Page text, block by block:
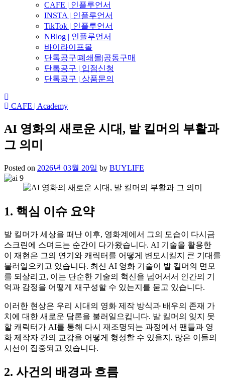
CAFE | 인플루언서
INSTA | 인플루언서
TikTok | 인플루언서
NBlog | 인플루언서
바이라이프몰
단톡공구|폐쇄몰|공동구매
단톡공구 | 입점신청
단톡공구 | 상품문의
CAFE | Academy
AI 영화의 새로운 시대, 발 킬머의 부활과
그 의미
Posted on 2026년 03월 20일 by BUYLIFE
1. 핵심 이슈 요약
발 킬머가 세상을 떠난 이후, 영화계에서 그의 모습이 다시금
스크린에 스며드는 순간이 다가왔습니다. AI 기술을 활용한
이 재현은 그의 연기와 캐릭터를 어떻게 변모시킬지 큰 기대를
불러일으키고 있습니다. 최신 AI 영화 기술이 발 킬머의 면모
를 되살리고, 이는 단순한 기술의 혁신을 넘어서서 인간의 기
억과 감정을 어떻게 재구성할 수 있는지를 묻고 있습니다.
이러한 현상은 우리 시대의 영화 제작 방식과 배우의 존재 가
치에 대한 새로운 담론을 불러일으킵니다. 발 킬머의 잊지 못
할 캐릭터가 AI를 통해 다시 재조명되는 과정에서 팬들과 영
화 제작자 간의 교감을 어떻게 형성할 수 있을지, 많은 이들의
시선이 집중되고 있습니다.
2. 사건의 배경과 흐름